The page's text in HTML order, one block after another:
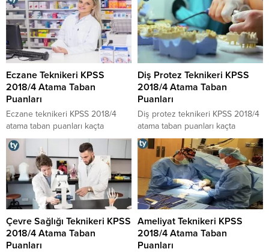
2018/4 verilerine göre fizik tedavi
alanında yapılan yerleştirmelerde
en yüksek puan kaçtır sorularının
cevaplarına buradan
ulaşabilirsiniz.
yerleştirmelerde en yüksek puan
kaçtır sorularının cevaplarına
buradan ulaşabilirsiniz.
Eczane Teknikeri KPSS
2018/4 Atama Taban
Puanları
Eczane teknikeri KPSS 2018/4
atama taban puanları kaçta
kalmıştır, eczane teknikeri
mesleğine KPSS 2018/4
atamalarında kaç kontenjan
ayrılmıştır sorularının cevaplarına
buradan ulaşabilirsiniz.
Diş Protez Teknikeri KPSS
2018/4 Atama Taban
Puanları
Diş protez teknikeri KPSS 2018/4
atama taban puanları kaçta
kalmıştır, diş protez teknikeri
mesleğine KPSS 2018/4
atamalarında kaç kontenjan
ayrılmıştır sorularının cevaplarına
buradan ulaşabilirsiniz.
Çevre Sağlığı Teknikeri KPSS
2018/4 Atama Taban
Puanları
Ameliyat Teknikeri KPSS
2018/4 Atama Taban
Puanları